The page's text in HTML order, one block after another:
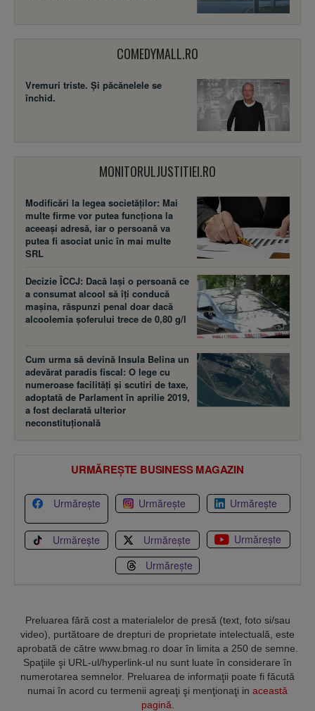
COMEDYMALL.RO
Vremuri triste. Şi păcănelele se
închid.
MONITORULJUSTITIEI.RO
Modificări la legea societăţilor: Mai
multe firme vor putea funcţiona la
aceeaşi adresă, iar o persoană va
putea fi asociat unic în mai multe
SRL
Decizie ÎCCJ: Dacă laşi o persoană ce
a consumat alcool să îţi conducă
maşina, răspunzi penal doar dacă
alcoolemia şoferului trece de 0,80 g/l
Cum urma să devină Insula Belina un
adevărat paradis fiscal: O lege cu
numeroase facilităţi şi scutiri de taxe,
adoptată de Parlament în aprilie 2019,
a fost declarată ulterior
neconstituţională
URMĂREȘTE BUSINESS MAGAZIN
Urmărește Urmărește Urmărește
Urmărește Urmărește
Urmărește
Urmărește
Preluarea fără cost a materialelor de presă (text, foto si/sau
video), purtătoare de drepturi de proprietate intelectuală, este
aprobată de către www.bmag.ro doar în limita a 250 de semne.
Spaţiile şi URL-ul/hyperlink-ul nu sunt luate în considerare în
numerotarea semnelor. Preluarea de informaţii poate fi făcută
numai în acord cu termenii agreaţi şi menţionaţi in această
pagină.